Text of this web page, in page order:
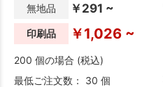
無地品 ￥291 ~
印刷品 ￥1,026 ~
200 個の場合 (税込)
最低ご注文数： 30 個